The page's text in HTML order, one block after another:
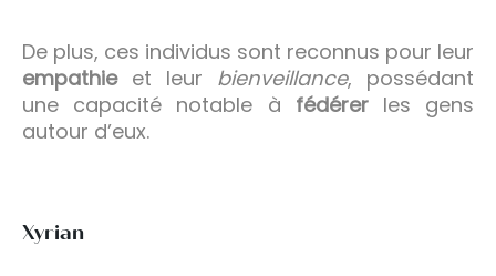
De plus, ces individus sont reconnus pour leur
empathieet leur bienveillance, possédant
une capacité notable à fédérerles gens
autour d’eux.
Xyrian